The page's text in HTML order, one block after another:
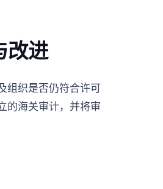
改进
组织是否仍符合许可
的海关审计，并将审